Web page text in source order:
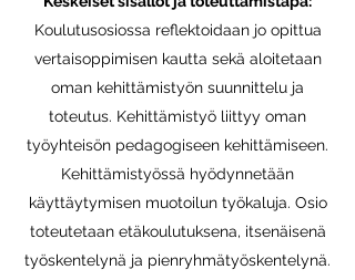
Koulutusosiossa reflektoidaan jo opittua
vertaisoppimisen kautta sekä aloitetaan
oman kehittämistyön suunnittelu ja
toteutus. Kehittämistyö liittyy oman
työyhteisön pedagogiseen kehittämiseen.
Kehittämistyössä hyödynnetään
käyttäytymisen muotoilun työkaluja. Osio
toteutetaan etäkoulutuksena, itsenäisenä
työskentelynä ja pienryhmätyöskentelynä.